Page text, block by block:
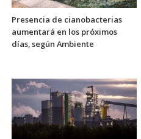
Presencia de cianobacterias
aumentará en los próximos
días, según Ambiente